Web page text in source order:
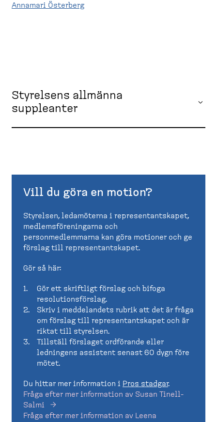
Annamari Österberg
Styrelsens allmänna
suppleanter
Vill du göra en motion?
Styrelsen, ledamöterna i representantskapet,
medlemsföreningarna och
personmedlemmarna kan göra motioner och ge
förslag till representantskapet.
Gör så här:
Gör ett skriftligt förslag och bifoga
resolutionsförslag.
Skriv i meddelandets rubrik att det är fråga
om förslag till representantskapet och är
riktat till styrelsen.
Tillställ förslaget ordförande eller
ledningens assistent senast 60 dygn före
mötet.
Du hittar mer information i Pros stadgar.
Fråga efter mer information av Susan Tinell-
Salmi
Fråga efter mer information av Leena